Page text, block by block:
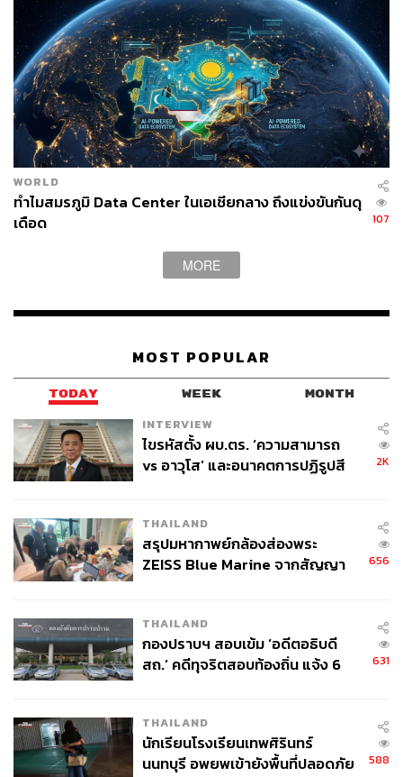
WORLD
ทำไมสมรภูมิ Data Center ในเอเชียกลาง ถึงแข่งขันกันดุ
เดือด
107
MORE
MOST POPULAR
TODAY WEEK MONTH
INTERVIEW
ไขรหัสตั้ง ผบ.ตร. ‘ความสามารถ
vs อาวุโส’ และอนาคตการปฏิรูปสี
2K
THAILAND
สรุปมหากาพย์กล้องส่องพระ
ZEISS Blue Marine จากสัญญา
จ่ายหนี้-แอบระบุแบรนด์
656
THAILAND
กองปราบฯ สอบเข้ม ‘อดีตอธิบดี
สถ.’ คดีทุจริตสอบท้องถิ่น แจ้ง 6
631
THAILAND
นักเรียนโรงเรียนเทพศิรินทร์
นนทบุรี อพยพเข้ายังพื้นที่ปลอดภัย
588